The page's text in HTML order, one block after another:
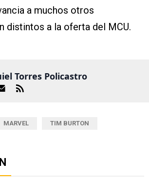
a muchos otros
distintos a la oferta del MCU.
Torres Policastro
MARVEL TIM BURTON